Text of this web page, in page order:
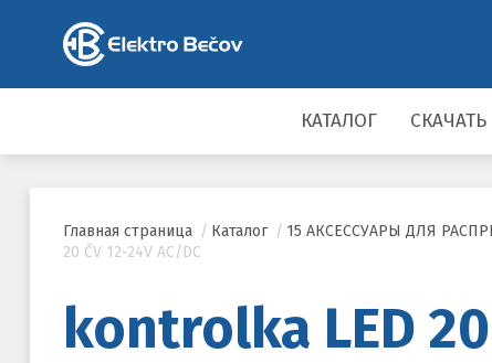
КАТАЛОГ СКАЧАТЬ
Главная страница / Каталог / 15 АКСЕССУАРЫ ДЛЯ
20 ČV 12-24V AC/DC
kontrolka LED 20